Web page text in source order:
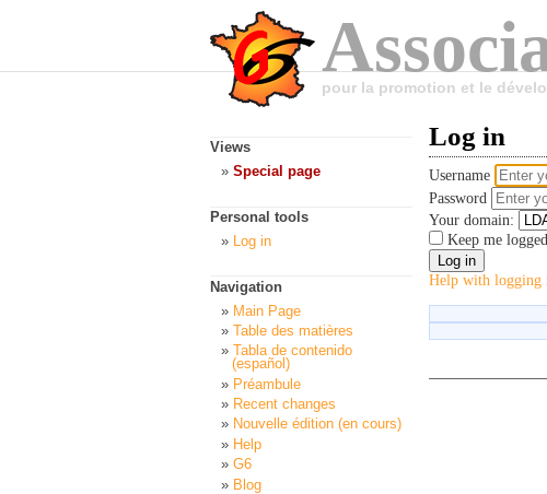
pour la promotion et le
Log in
Username
Password
Your domain:
Keep me
Help with logging
Views
Special page
Personal tools
Log in
Navigation
Main Page
Table des matières
Tabla de contenido
(español)
Préambule
Recent changes
Nouvelle édition (en cours)
Help
G6
Blog